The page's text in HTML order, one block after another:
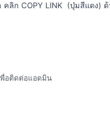
ลิก COPY LINK (ปุ่มสีแดง) ด้
พื่อติดต่อแอดมิน